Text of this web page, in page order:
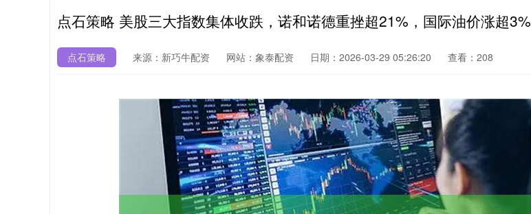
点石策略 美股三大指数集体收跌，诺和诺德重挫超21%，国际油价涨超3%
点石策略 来源：新巧牛配资 网站：象泰配资 日期：2026-03-29 05:26:20 查看：208